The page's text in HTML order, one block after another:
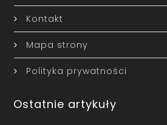
Kontakt
Mapa strony
Polityka prywatności
Ostatnie artykuły